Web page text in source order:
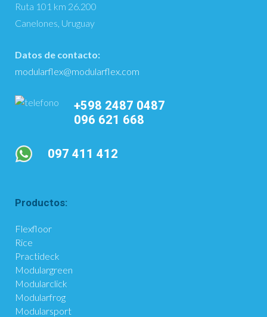
Ruta 101 km 26.200
Canelones, Uruguay
Datos de contacto:
modularflex@modularflex.com
+598 2487 0487
096 621 668
097 411 412
Productos:
Flexfloor
Rice
Practideck
Modulargreen
Modularclick
Modularfrog
Modularsport